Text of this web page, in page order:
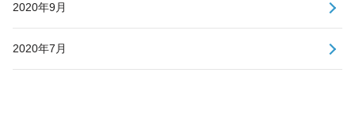
2020年9月
2020年7月